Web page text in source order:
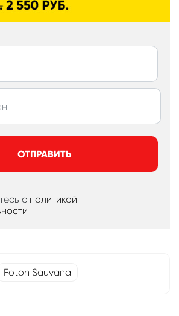
ОТПРАВИТЬ
с политикой
Foton Sauvana